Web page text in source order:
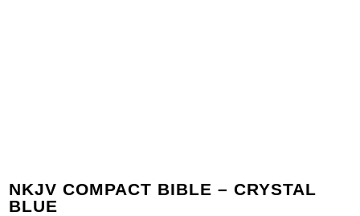
NKJV COMPACT BIBLE – CRYSTAL
BLUE